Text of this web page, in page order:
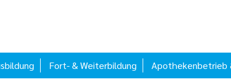
Fort- & Weiterbildung Apothekenbetrieb